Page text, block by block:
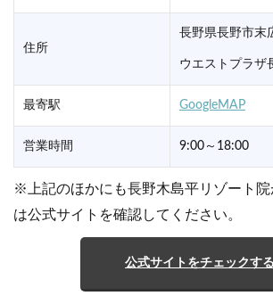
住所
長野県長野市末
ウエストプラザ
最寄駅 GoogleMAP
営業時間 9:00～18:00
※上記のほかにも長野木島平リゾート院
は公式サイトを確認してください。
公式サイトをチェックする